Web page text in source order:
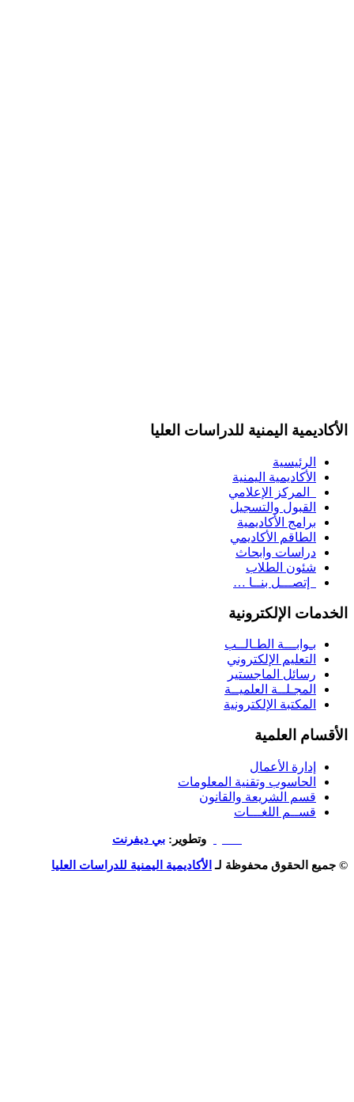
الأكاديمية اليمنية للدراسات العليا
الرئيسية
الأكاديمية اليمنية
المركز الإعلامي
القبول والتسجيل
برامج الأكاديمية
الطاقم الأكاديمي
دراسات وابحاث
شئون الطلاب
إتصـــل بنــا …
الخدمات الإلكترونية
بـوابـــة الطـالــب
التعليم الإلكتروني
رسائل الماجستير
المجـلــة العلميــة
المكتبة الإلكترونية
الأقسام العلمية
إدارة الأعمال
الحاسوب وتقنية المعلومات
قسم الشريعة والقانون
قســم اللغـــات
وتطوير: بي ديفرنت
© جميع الحقوق محفوظة لـ الأكاديمية اليمنية للدراسات العليا